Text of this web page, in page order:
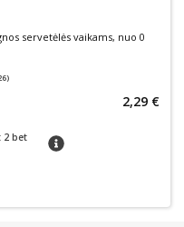
servetėlės vaikams, nuo 0
) 4.81
klubo narių nuolaida
2 bet
patarimas
2,29 €